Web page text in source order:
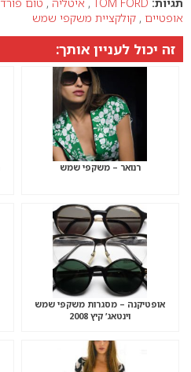
אופטיים , קולקציית משקפי שמש
זה יכול לעניין אותך:
רנואר – משקפי שמש
אופטיקנה – מסגרות משקפי שמש
וינטאג’ קיץ 2008